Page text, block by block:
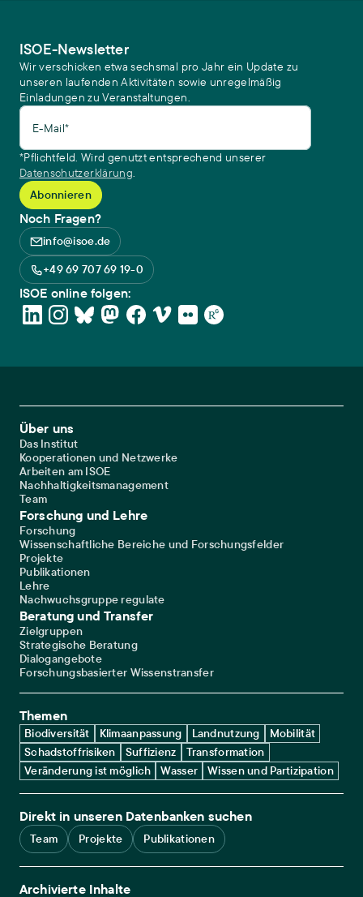
ISOE-Newsletter
Wir verschicken etwa sechsmal pro Jahr ein Update zu
unseren laufenden Aktivitäten sowie unregelmäßig
Einladungen zu Veranstaltungen.
E-Mail*
*Pflichtfeld. Wird genutzt entsprechend unserer
Datenschutzerklärung.
Noch Fragen?
info@isoe.de
+49 69 707 69 19-0
ISOE online folgen:
Footer Main Navigation
Über uns
Das Institut
Kooperationen und Netzwerke
Arbeiten am ISOE
Nachhaltigkeitsmanagement
Team
Forschung und Lehre
Forschung
Wissenschaftliche Bereiche und Forschungsfelder
Projekte
Publikationen
Lehre
Nachwuchsgruppe regulate
Beratung und Transfer
Zielgruppen
Strategische Beratung
Dialogangebote
Forschungsbasierter Wissenstransfer
Themen
Biodiversität Klimaanpassung Landnutzung
Mobilität
Schadstoffrisiken
Suffizienz
Transformation
Veränderung ist möglich
Wasser Wissen und Partizipation
Direkt in unseren Datenbanken suchen
Team Projekte Publikationen
Archivierte Inhalte